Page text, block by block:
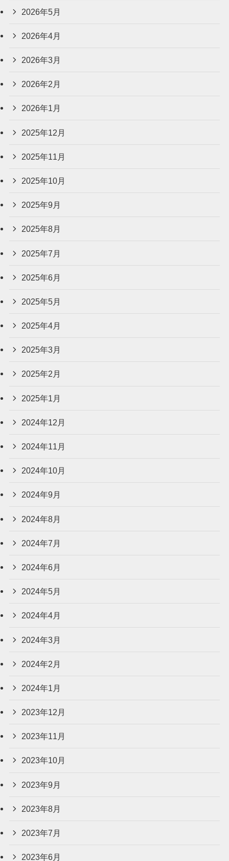
2026年5月
2026年4月
2026年3月
2026年2月
2026年1月
2025年12月
2025年11月
2025年10月
2025年9月
2025年8月
2025年7月
2025年6月
2025年5月
2025年4月
2025年3月
2025年2月
2025年1月
2024年12月
2024年11月
2024年10月
2024年9月
2024年8月
2024年7月
2024年6月
2024年5月
2024年4月
2024年3月
2024年2月
2024年1月
2023年12月
2023年11月
2023年10月
2023年9月
2023年8月
2023年7月
2023年6月